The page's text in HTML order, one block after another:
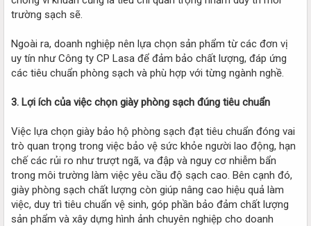
trường sạch sẽ.
Ngoài ra, doanh nghiệp nên lựa chọn sản phẩm từ các đơn vị
uy tín như Công ty CP Lasa để đảm bảo chất lượng, đáp ứng
các tiêu chuẩn phòng sạch và phù hợp với từng ngành nghề.
3. Lợi ích của việc chọn giày phòng sạch đúng tiêu chuẩn
Việc lựa chọn giày bảo hộ phòng sạch đạt tiêu chuẩn đóng vai
trò quan trọng trong việc bảo vệ sức khỏe người lao động, hạn
chế các rủi ro như trượt ngã, va đập và nguy cơ nhiễm bẩn
trong môi trường làm việc yêu cầu độ sạch cao. Bên cạnh đó,
giày phòng sạch chất lượng còn giúp nâng cao hiệu quả làm
việc, duy trì tiêu chuẩn vệ sinh, góp phần bảo đảm chất lượng
sản phẩm và xây dựng hình ảnh chuyên nghiệp cho doanh